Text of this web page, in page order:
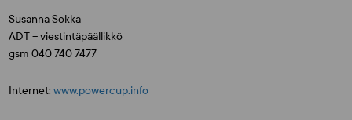
Susanna Sokka
ADT – viestintäpäällikkö
gsm 040 740 7477
Internet:www.powercup.info